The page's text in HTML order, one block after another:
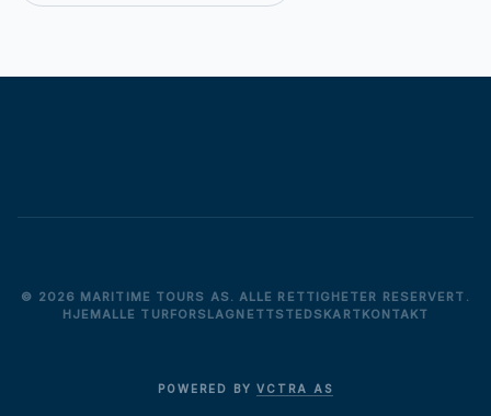
© 2026 MARITIME TOURS AS. ALLE RETTIGHETER RESERVERT.
HJEMALLE TURFORSLAGNETTSTEDSKARTKONTAKT
POWERED BYVCTRA AS